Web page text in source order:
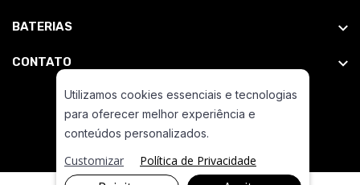
BATERIAS
CONTATO
Utilizamos cookies essenciais e tecnologias
para oferecer melhor experiência e
conteúdos personalizados.
Customizar Política de Privacidade